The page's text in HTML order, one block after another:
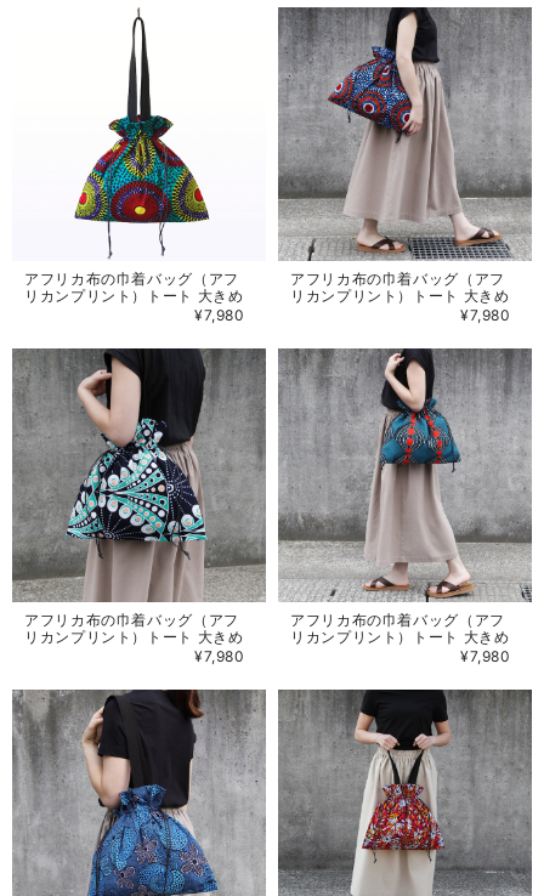
アフリカ布の巾着バッグ（アフ
リカンプリント）トート 大きめ
¥7,980
アフリカ布の巾着バッグ（アフ
リカンプリント）トート 大きめ
¥7,980
アフリカ布の巾着バッグ（アフ
リカンプリント）トート 大きめ
¥7,980
アフリカ布の巾着バッグ（アフ
リカンプリント）トート 大きめ
¥7,980